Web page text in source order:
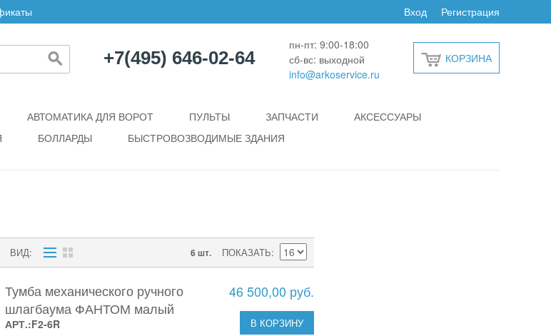
Регистрация
Вход
+7(495) 646-02-64
пн-пт: 9:00-18:00
сб-вс: выходной
info@arkoservice.ru
КОРЗИНА
АВТОМАТИКА ДЛЯ ВОРОТ ПУЛЬТЫ ЗАПЧАСТИ
АКСЕССУАРЫ
БОЛЛАРДЫ
БЫСТРОВОЗВОДИМЫЕ ЗДАНИЯ
ВИД 6 шт. ПОКАЗАТЬ
Тумба механического ручного
шлагбаума ФАНТОМ малый
АРТ.:F2-6R
46 500,00 руб.
В КОРЗИНУ